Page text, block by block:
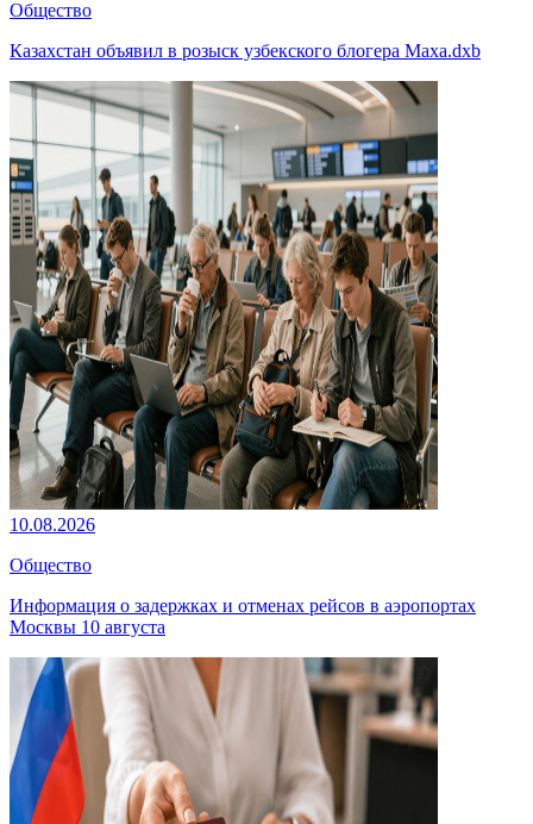
Общество
Казахстан объявил в розыск узбекского блогера Маха.dxb
10.08.2026
Общество
Информация о задержках и отменах рейсов в аэропортах
Москвы 10 августа